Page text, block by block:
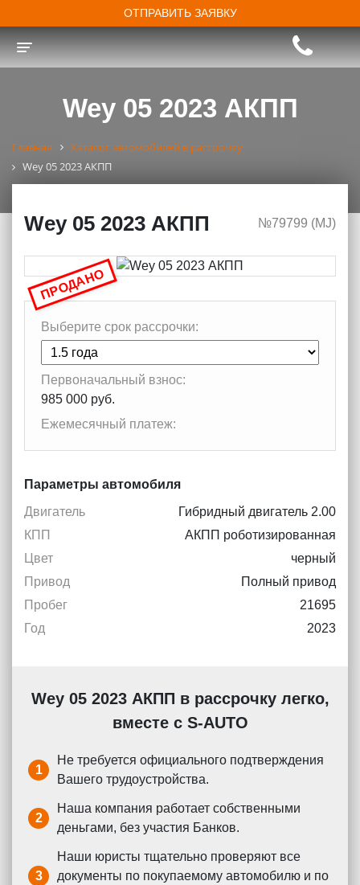
ОТПРАВИТЬ ЗАЯВКУ
Wey 05 2023 АКПП
Главная
Каталог автомобилей в рассрочку
Wey 05 2023 АКПП
Wey 05 2023 АКПП №79799 (МJ)
Выберите срок рассрочки:
Первоначальный взнос:
985 000 руб.
Ежемесячный платеж:
Параметры автомобиля
Двигатель
Гибридный двигатель 2.00
КПП
АКПП роботизированная
Цвет
черный
Привод
Полный привод
Пробег
21695
Год
2023
ПРОДАНО
Wey 05 2023 АКПП в рассрочку легко,
вместе с S-AUTO
1
Не требуется официального подтверждения
Вашего трудоустройства.
2
Наша компания работает собственными
деньгами, без участия Банков.
3
Наши юристы тщательно проверяют все
документы по покупаемому автомобилю и по